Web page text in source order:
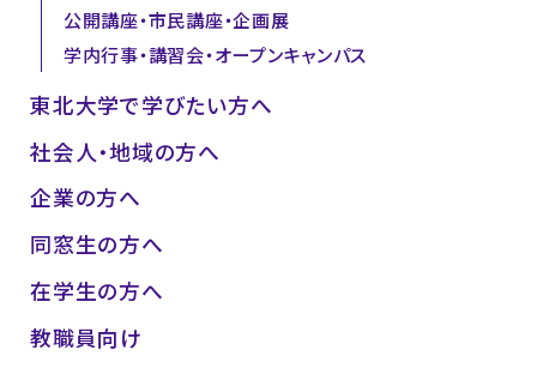
公開講座・市民講座・企画展
学内行事・講習会・オープンキャンパス
東北大学で学びたい方へ
社会人・地域の方へ
企業の方へ
同窓生の方へ
在学生の方へ
教職員向け